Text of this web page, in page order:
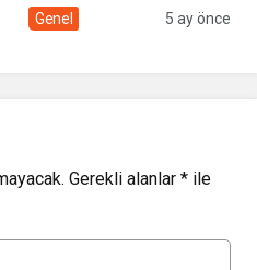
Çolakbayrakdar ile
Genel 5 ay önce
Gerekli alanlar * ile